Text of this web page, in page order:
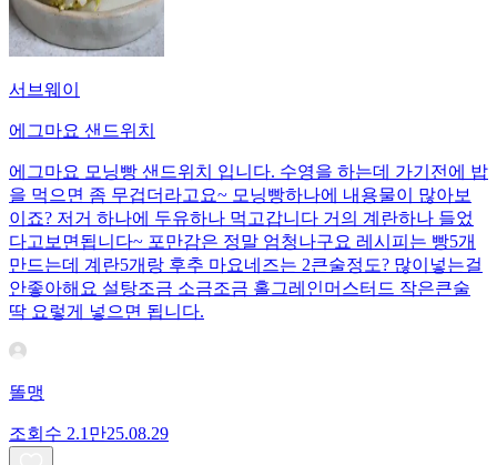
서브웨이
에그마요 샌드위치
에그마요 모닝빵 샌드위치 입니다. 수영을 하는데 가기전에 밥
을 먹으면 좀 무겁더라고요~ 모닝빵하나에 내용물이 많아보
이죠? 저거 하나에 두유하나 먹고갑니다 거의 계란하나 들었
다고보면됩니다~ 포만감은 정말 엄청나구요 레시피는 빵5개
만드는데 계란5개랑 후추 마요네즈는 2큰술정도? 많이넣는걸
안좋아해요 설탕조금 소금조금 홀그레인머스터드 작은큰술
딱 요렇게 넣으면 됩니다.
똘맹
조회수 2.1만25.08.29